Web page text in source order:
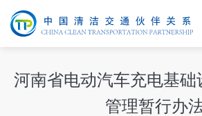
河南省电动汽车充电基础
管理暂行办